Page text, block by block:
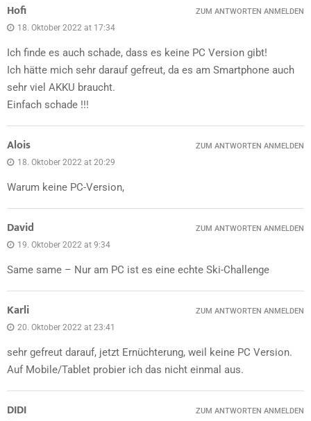
Hofi
18. Oktober 2022 at 17:34
Ich finde es auch schade, dass es keine PC Version gibt!
Ich hätte mich sehr darauf gefreut, da es am Smartphone auch
sehr viel AKKU braucht.
Einfach schade !!!
ZUM ANTWORTEN ANMELDEN
Alois
18. Oktober 2022 at 20:29
Warum keine PC-Version,
ZUM ANTWORTEN ANMELDEN
David
19. Oktober 2022 at 9:34
Same same – Nur am PC ist es eine echte Ski-Challenge
ZUM ANTWORTEN ANMELDEN
Karli
20. Oktober 2022 at 23:41
sehr gefreut darauf, jetzt Ernüchterung, weil keine PC Version.
Auf Mobile/Tablet probier ich das nicht einmal aus.
ZUM ANTWORTEN ANMELDEN
DIDI ZUM ANTWORTEN ANMELDEN